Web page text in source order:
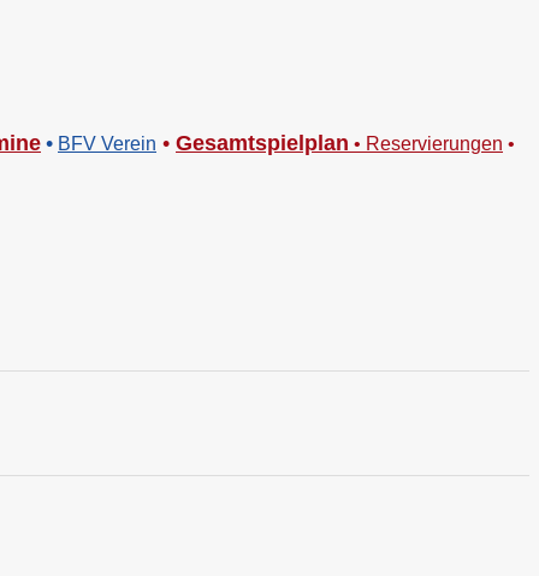
• BFV Verein • Gesamtspielplan • Reservierungen •